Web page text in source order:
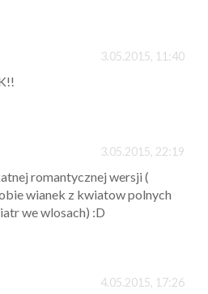
3.05.2015, 11:40
3.05.2015, 22:19
romantycznej wersji (
wianek z kwiatow polnych
we wlosach) :D
4.05.2015, 17:26